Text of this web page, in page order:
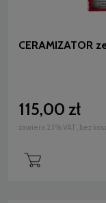
CERAMIZATOR
115,00 zł
zawiera 23% VAT, bez